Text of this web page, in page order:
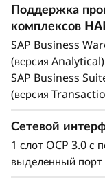
и
ч
Для
Поддержка
комплексов
SAP Business
(версия
SAP Business
(версия
Сетевой
1 слот OCP 3.0 с
выделенный порт